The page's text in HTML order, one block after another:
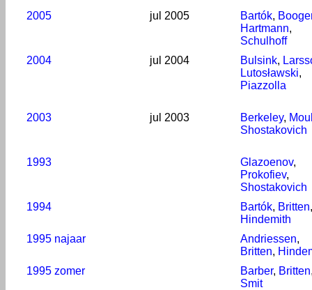
2005 jul 2005 Bartók,
Hartmann,
Schulhoff
2004
jul 2004 Bulsink,
Lutosławski,
Piazzolla
2003 jul 2003 Berkeley,
Shostakovich
1993 Glazoenov,
Prokofiev,
Shostakovich
1994
Bartók, Britten,
Hindemith
1995 najaar
Andriessen,
Britten,
1995 zomer
Barber, Britten
Smit